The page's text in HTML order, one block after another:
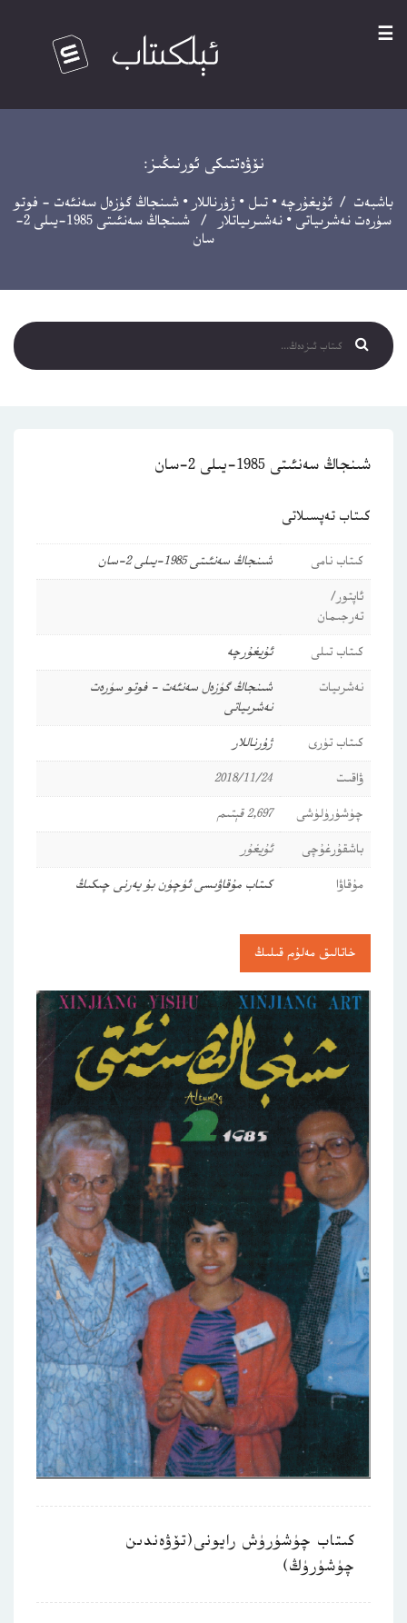
☰
نۆۋەتتىكى ئورنىڭىز:
باشبەت / ئۇيغۇرچە • تىل • ژۇرناللار • شىنجاڭ گۈزەل سەنئەت - فوتو
سۈرەت نەشرىياتى • نەشىرىياتلار
/ شىنجاڭ سەنئىتى 1985-يىلى 2-
سان
شىنجاڭ سەنئىتى 1985-يىلى 2-سان
كىتاب تەپسىلاتى
كىتاب نامى
شىنجاڭ سەنئىتى 1985-يىلى 2-سان
ئاپتور/
تەرجىمان
كىتاب تىلى
ئۇيغۇرچە
نەشرىيات
شىنجاڭ گۈزەل سەنئەت - فوتو سۈرەت
نەشرىياتى
كىتاب تۈرى
ژۇرناللار
ۋاقىت
2018/11/24
چۈشۈرۈلۈشى
2,697 قېتىم
باشقۇرغۇچى
ئۇيغۇر
مۇقاۋا
كىتاب مۇقاۋىسى ئۈچۈن بۇ يەرنى چىكىڭ
خاتالىق مەلۇم قىلىڭ
كىتاب چۈشۈرۈش رايونى(تۆۋەندىن
چۈشۈرۈڭ)